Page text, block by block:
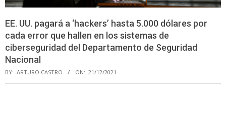
EE. UU. pagará a ‘hackers’ hasta 5.000 dólares por
cada error que hallen en los sistemas de
ciberseguridad del Departamento de Seguridad
Nacional
BY: ARTURO CASTRO ON: 21/12/2021